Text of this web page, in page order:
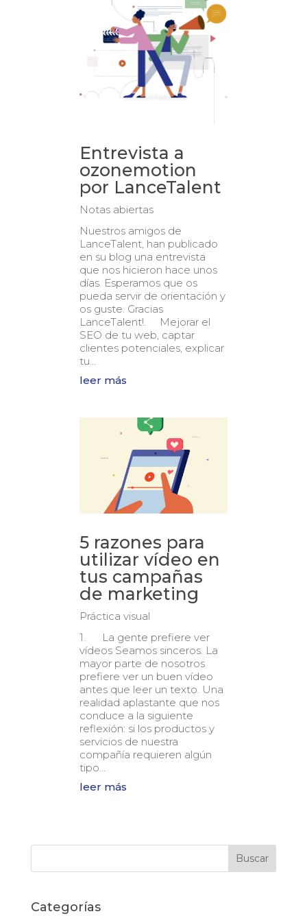
Entrevista a
ozonemotion
por LanceTalent
Notas abiertas
Nuestros amigos de
LanceTalent, han publicado
en su blog una entrevista
que nos hicieron hace unos
días. Esperamos que os
pueda servir de orientación y
os guste. Gracias
LanceTalent!. Mejorar el
SEO de tu web, captar
clientes potenciales, explicar
tu...
leer más
5 razones para
utilizar vídeo en
tus campañas
de marketing
Práctica visual
1. La gente prefiere ver
vídeos Seamos sinceros. La
mayor parte de nosotros
prefiere ver un buen vídeo
antes que leer un texto. Una
realidad aplastante que nos
conduce a la siguiente
reflexión: si los productos y
servicios de nuestra
compañía requieren algún
tipo...
leer más
Categorías